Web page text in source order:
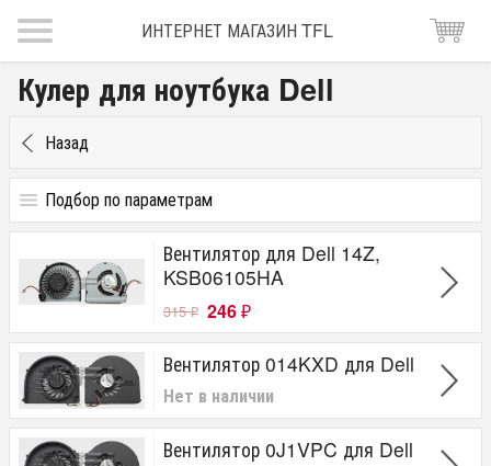
ИНТЕРНЕТ МАГАЗИН TFL
Кулер для ноутбука Dell
Назад
Подбор по параметрам
Для Бренда
Dell
Вентилятор для Dell 14Z,
KSB06105HA
315₽ 246 ₽
Вентилятор 014KXD для Dell
Нет в наличии
Вентилятор 0J1VPC для Dell